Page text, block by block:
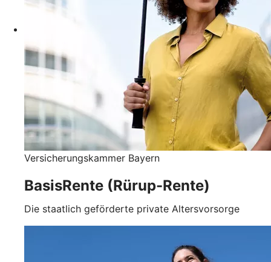
Versicherungskammer Bayern
BasisRente (Rürup-Rente)
Die staatlich geförderte private Altersvorsorge